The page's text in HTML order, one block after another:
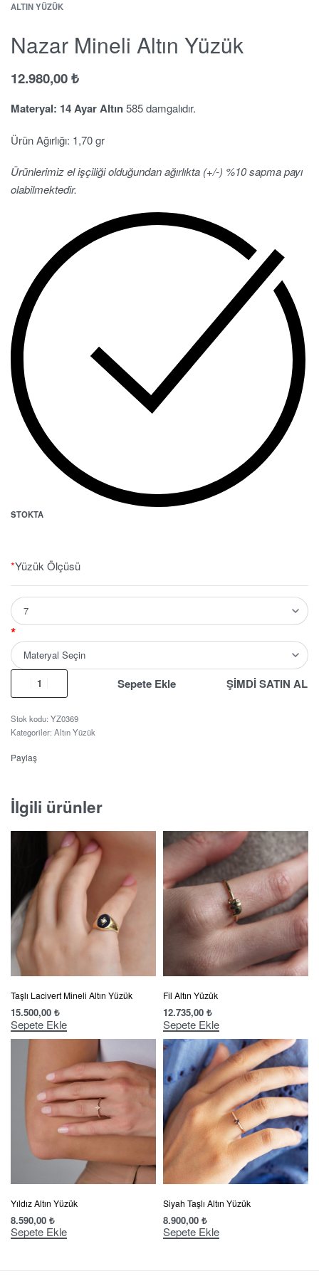
ALTIN YÜZÜK
Nazar Mineli Altın Yüzük
12.980,00₺
Materyal: 14 Ayar Altın585 damgalıdır.
Ürün Ağırlığı: 1,70 gr
Ürünlerimiz el işçiliği olduğundan ağırlıkta (+/-) %10 sapma payı
olabilmektedir.
STOKTA
*Yüzük Ölçüsü
*
Sepete Ekle ŞİMDİ SATIN AL
YZ0369
Kategoriler: Altın Yüzük
Paylaş
İlgili ürünler
Taşlı Lacivert Mineli Altın Yüzük
15.500,00 ₺
Sepete Ekle
Fil Altın Yüzük
12.735,00 ₺
Sepete Ekle
Yıldız Altın Yüzük
8.590,00 ₺
Sepete Ekle
Siyah Taşlı Altın Yüzük
8.900,00 ₺
Sepete Ekle